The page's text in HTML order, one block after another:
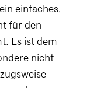
einfaches,
für den
Es ist dem
nicht
–